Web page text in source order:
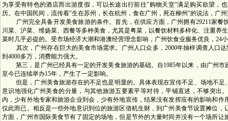
为享受有特色的酒店而出游度假，可以长途出行前往"购物天堂"满足购买欲望，
历。在中国民间，流传着"生在苏州，长在杭州，食在广州，死在柳州"的说法，广
广州完全具备开发美食旅游的条件。首先，在供应方面，广州拥有29211家餐
川菜、沪菜、维扬菜、西餐等多种美食，尤其是粤菜，以餐饮材料多样化、注重
菜时几乎必提的。受市场经济大潮和港澳经营理念影响，广州饮食业服务优良，24
其次，广州存在巨大的美食市场需求。广州人口众多，2000年抽样调查人口达
到4000多万，消费能力强大。
第三，是广州已经具有一定的开发美食旅游的基础。自1985年以来，由广州市
至今已连续举办15年，产生了一定影响。
但是，广州美食旅游存在的不足也是明显的。具体表现在宣传不足、场地不足
意识地强化广州美食的分量，与其他旅游五要素平等对待，平铺直述，不够突出
内，少有外地专家和旅游企业到会，少有外地宣传，结果没有发挥应有的影响和
仅此而已。相反是一些外地意识到位的旅游区借机生财，到广州美食节设置摊位
方面，广州市国际美食节有了固定的场地，但是节外的大量时间并没有一个场所